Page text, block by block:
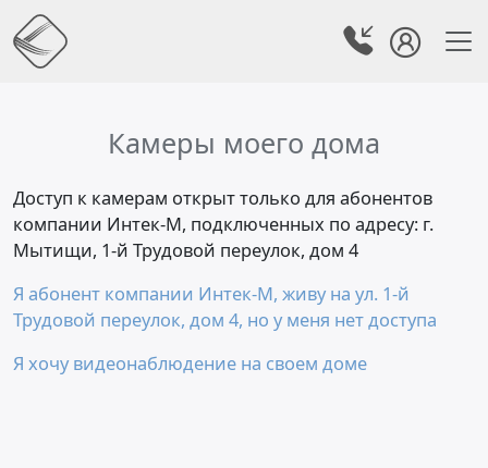
Камеры моего дома
Доступ к камерам открыт только для абонентов
компании Интек-М, подключенных по адресу: г.
Мытищи, 1-й Трудовой переулок, дом 4
Я абонент компании Интек-М, живу на ул. 1-й
Трудовой переулок, дом 4, но у меня нет доступа
Я хочу видеонаблюдение на своем доме